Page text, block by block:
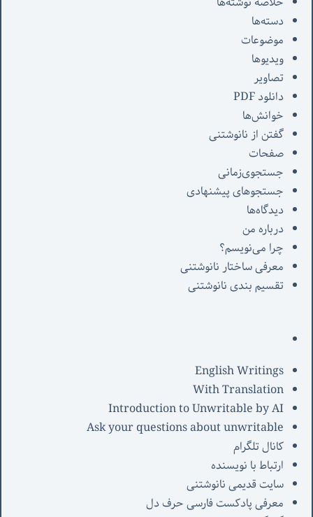
دسته‌ها
موضوعات
ویدیوها
تصاویر
دانلود PDF
خوانش‌ها
گفتن از نانوشتنی
صفحات
جستجوی‌زمانی
جستجوهای پیشنهادی
دیدگاه‌ها
درباره من
چرا می‌نویسم؟
معرفی‌ ساختار نانوشتنی
تقسیم بندی نانوشتنی
English Writings
With Translation
Introduction to Unwritable by AI
Ask your questions about unwritable
کانال تلگرام
ارتباط با نویسنده
سایت قدیمی نانوشتنی
معرفی پادکست فارسی حرف دل